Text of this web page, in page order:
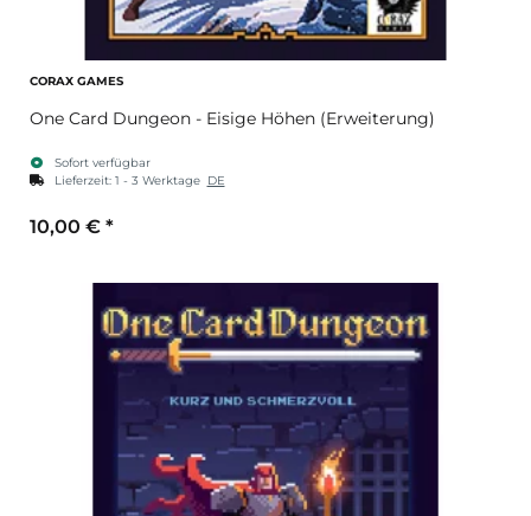
CORAX GAMES
One Card Dungeon - Eisige Höhen (Erweiterung)
Sofort verfügbar
Lieferzeit: 1 - 3 Werktage DE
10,00 € *